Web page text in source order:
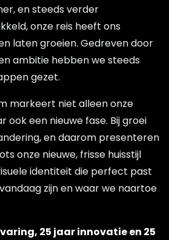
en steeds verder
onze reis heeft ons
laten groeien. Gedreven door
ambitie hebben we steeds
gezet.
markeert niet alleen onze
ook een nieuwe fase. Bij groei
en daarom presenteren
onze nieuwe, frisse huisstijl
identiteit die perfect past
zijn en waar we naartoe
25 jaar innovatie en 25